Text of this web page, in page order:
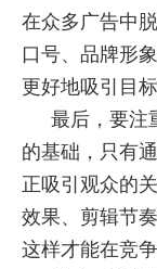
在众多广告中
口号、品牌形
更好地吸引目
最后，要注
的基础，只有
正吸引观众的
效果、剪辑节
这样才能在竞